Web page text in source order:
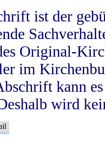
ist der
Original-
im
kann
wird